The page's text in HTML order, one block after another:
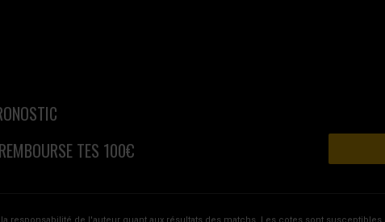
TES 100€
responsabilité de l'auteur quant aux résultats des matchs. Les cotes sont